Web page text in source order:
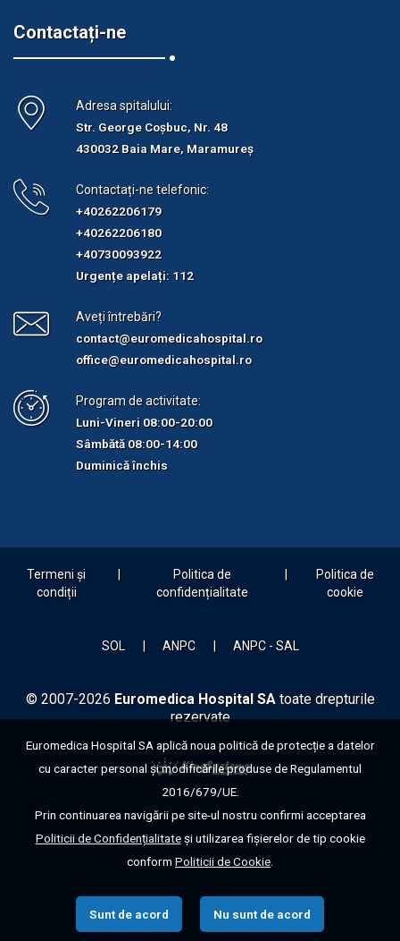
Contactați-ne
Adresa spitalului:
Str. George Coșbuc, Nr. 48
430032 Baia Mare, Maramureș
Contactați-ne telefonic:
+40262206179
+40262206180
+40730093922
Urgențe apelați: 112
Aveți întrebări?
contact@euromedicahospital.ro
office@euromedicahospital.ro
Program de activitate:
Luni-Vineri 08:00-20:00
Sâmbătă 08:00-14:00
Duminică închis
Termeni și
condiții
Politica de
confidențialitate
Politica de
cookie
SOL ANPC ANPC - SAL
© 2007-2026 Euromedica Hospital SAtoate drepturile
rezervate
Euromedica Hospital SA aplică noua politică de protecție a datelor
cu caracter personal și modificările produse de Regulamentul
2016/679/UE.
Prin continuarea navigării pe site-ul nostru confirmi acceptarea
Politicii de Confidențialitateși utilizarea fișierelor de tip cookie
conform Politicii de Cookie
Sunt de acord Nu sunt de acord